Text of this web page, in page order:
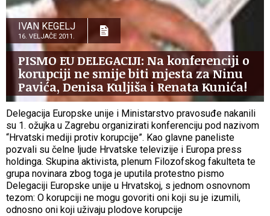
IVAN KEGELJ
16. VELJAČE 2011.
PISMO EU DELEGACIJI: Na konferenciji o
korupciji ne smije biti mjesta za Ninu
Pavića, Denisa Kuljiša i Renata Kunića!
Delegacija Europske unije i Ministarstvo pravosuđe nakanili
su 1. ožujka u Zagrebu organizirati konferenciju pod nazivom
“Hrvatski mediji protiv korupcije”. Kao glavne paneliste
pozvali su čelne ljude Hrvatske televizije i Europa press
holdinga. Skupina aktivista, plenum Filozofskog fakulteta te
grupa novinara zbog toga je uputila protestno pismo
Delegaciji Europske unije u Hrvatskoj, s jednom osnovnom
tezom: O korupciji ne mogu govoriti oni koji su je izumili,
odnosno oni koji uživaju plodove korupcije